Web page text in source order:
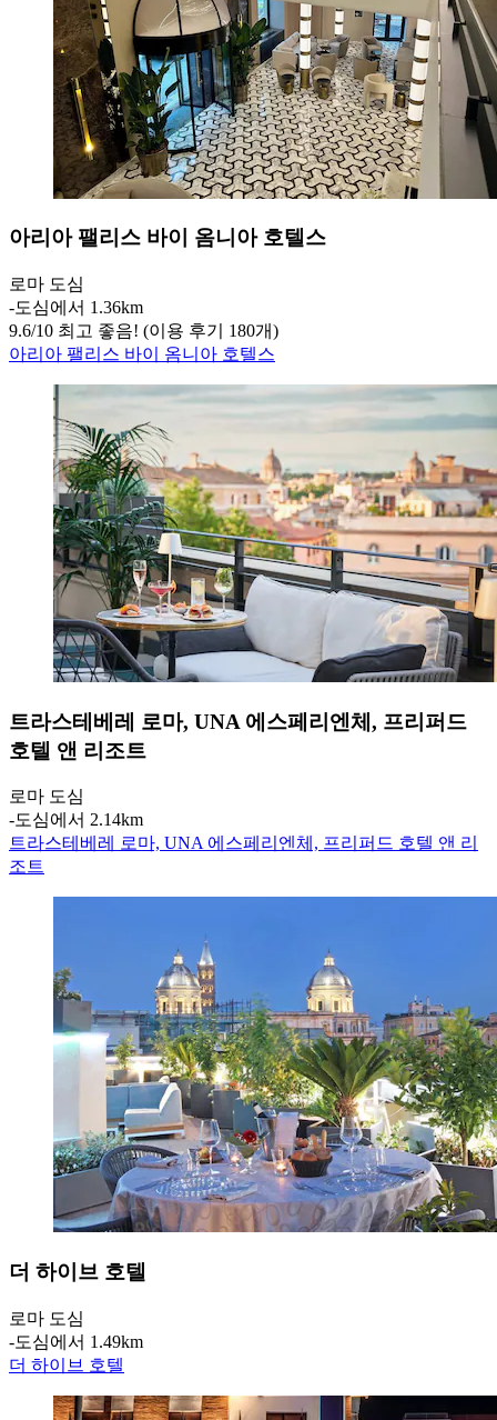
아리아 팰리스 바이 옴니아 호텔스
로마 도심
‐도심에서 1.36km
9.6/10 최고 좋음! (이용 후기 180개)
아리아 팰리스 바이 옴니아 호텔스
트라스테베레 로마, UNA 에스페리엔체, 프리퍼드
호텔 앤 리조트
로마 도심
‐도심에서 2.14km
트라스테베레 로마, UNA 에스페리엔체, 프리퍼드 호텔 앤 리
조트
더 하이브 호텔
로마 도심
‐도심에서 1.49km
더 하이브 호텔